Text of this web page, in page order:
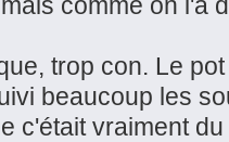
trop con. Le
beaucoup les
c'était vraiment